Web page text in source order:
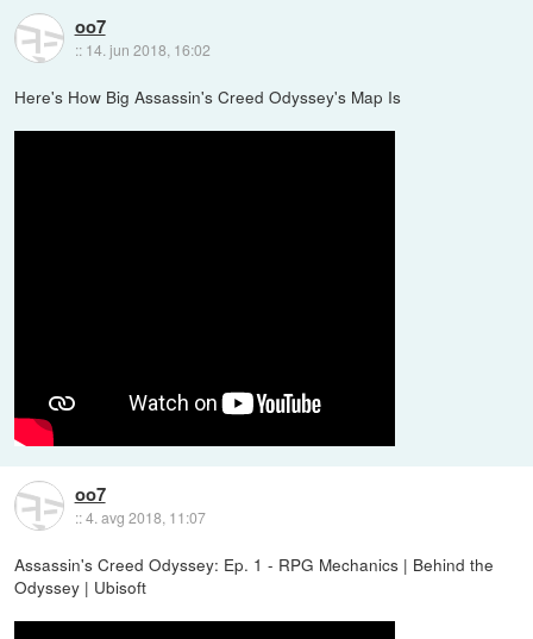
oo7
:: 14. jun 2018, 16:02
Here's How Big Assassin's Creed Odyssey's Map Is
oo7
::4. avg 2018, 11:07
Assassin's Creed Odyssey: Ep. 1 - RPG Mechanics | Behind the
Odyssey | Ubisoft